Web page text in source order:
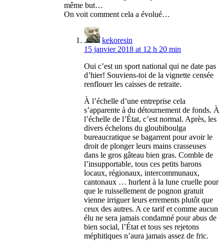
même but…
On voit comment cela a évolué…
kekoresin
15 janvier 2018 at 12 h 20 min
Oui c’est un sport national qui ne date pas
d’hier! Souviens-toi de la vignette censée
renflouer les caisses de retraite.
À l’échelle d’une entreprise cela
s’apparente à du détournement de fonds. À
l’échelle de l’État, c’est normal. Après, les
divers échelons du gloubiboulga
bureaucratique se bagarrent pour avoir le
droit de plonger leurs mains crasseuses
dans le gros gâteau bien gras. Comble de
l’insupportable, tous ces petits barons
locaux, régionaux, intercommunaux,
cantonaux … hurlent à la lune cruelle pour
que le ruissellement de pognon gratuit
vienne irriguer leurs errements plutôt que
ceux des autres. A ce tarif et comme aucun
élu ne sera jamais condamné pour abus de
bien social, l’État et tous ses rejetons
méphitiques n’aura jamais assez de fric.